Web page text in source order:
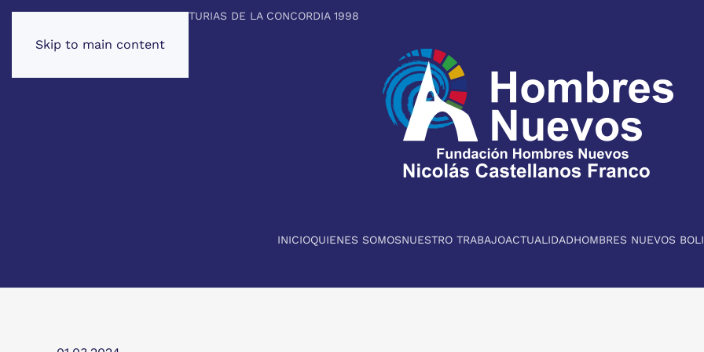
Skip to main content
PREMIO PRINCIPE DE ASTURIAS DE LA CONCORDIA 1998
INICIOQUIENES SOMOSNUESTRO TRABAJOACTUALIDADHOMBRES NUEVOS